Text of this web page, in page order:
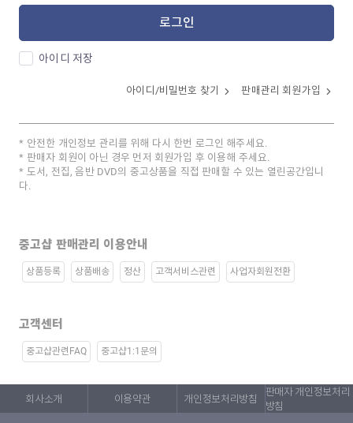
로그인
아이디 저장
아이디/비밀번호 찾기 판매관리 회원가입
안전한 개인정보 관리를 위해 다시 한번 로그인 해주세요.
판매자 회원이 아닌 경우 먼저 회원가입 후 이용해 주세요.
도서, 전집, 음반 DVD의 중고상품을 직접 판매할 수 있는 열린공간입니
다.
중고샵 판매관리 이용안내
상품등록 상품배송 정산 고객서비스관련 사업자회원전환
고객센터
중고샵관련FAQ 중고샵1:1문의
회사소개 이용약관 개인정보처리방침
판매자 개인정보처리
방침